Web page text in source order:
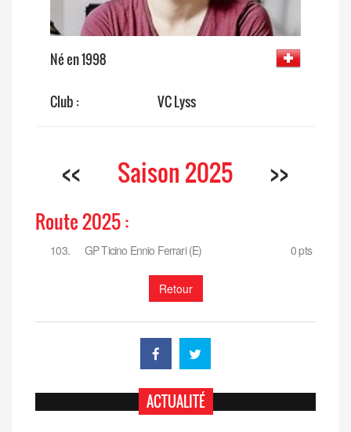
Né en 1998
Club : VC Lyss
<< Saison 2025 >>
Route 2025 :
103. GP Ticino Ennio Ferrari (E) 0 pts
Retour
ACTUALITÉ